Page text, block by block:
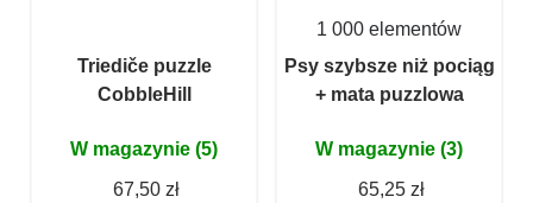
Triediče puzzle
CobbleHill
W magazynie (5)
67,50 zł
1 000 elementów
Psy szybsze niż pociąg
+ mata puzzlowa
W magazynie (3)
65,25 zł